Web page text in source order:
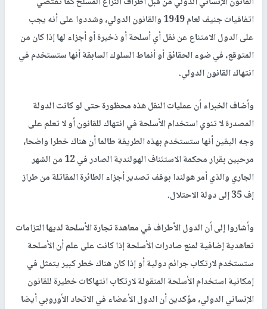
اتفاقيات جنيف لعام 1949 والقانون الدولي، وشددوا على أنه يجب
على الدول الامتناع عن نقل أي أسلحة أو ذخيرة أو أجزاء لها إذا كان من
المتوقع، في ضوء الحقائق أو أنماط السلوك السابقة أنها ستستخدم في
انتهاك القانون الدولي.
وأضاف الخبراء أن عمليات النقل هذه محظورة حتى لو كانت الدولة
المصدرة لا تنوي استخدام الأسلحة في انتهاك للقانون أو لا تعلم على
وجه اليقين أنها ستستخدم بهذه الطريقة طالما أن هناك خطرا واضحا،
مرحبين بقرار محكمة الاستئناف الهولندية الصادر في 12 من الشهر
الجاري والذي أمر هولندا بوقف تصدير أجزاء الطائرة المقاتلة من طراز
إف 35 إلى دولة الاحتلال.
وأشاروا إلى أن الدول الأطراف في معاهدة تجارة الأسلحة لديها التزامات
تعاهدية إضافية لمنع صادرات الأسلحة إذا كانت على علم أن الأسلحة
ستستخدم لارتكاب جرائم دولية أو إذا كان هناك خطر كبير يتمثل في
إمكانية استخدام الأسلحة المنقولة لارتكاب انتهاكات خطيرة للقانون
الإنساني الدولي، مؤكدين أن الدول الأعضاء في الاتحاد الأوروبي أيضا